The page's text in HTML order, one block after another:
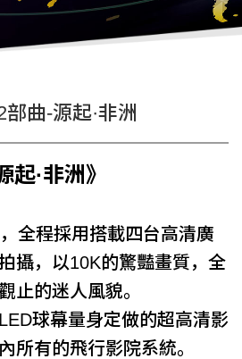
部曲-源起·非洲
起·非洲》
全程採用搭載四台高清廣
攝，以10K的驚豔畫質，全
止的迷人風貌。
LED球幕量身定做的超高清影
所有的飛行影院系統。